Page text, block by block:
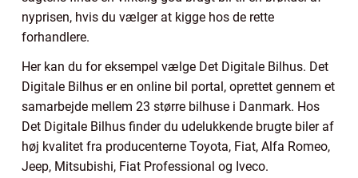
nyprisen, hvis du vælger at kigge hos de rette
forhandlere.
Her kan du for eksempel vælge Det Digitale Bilhus. Det
Digitale Bilhus er en online bil portal, oprettet gennem et
samarbejde mellem 23 større bilhuse i Danmark. Hos
Det Digitale Bilhus finder du udelukkende brugte biler af
høj kvalitet fra producenterne Toyota, Fiat, Alfa Romeo,
Jeep, Mitsubishi, Fiat Professional og Iveco.